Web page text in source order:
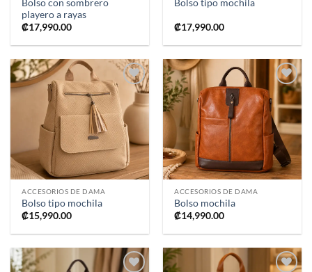
Bolso con sombrero
playero a rayas
₡17,990.00
Bolso tipo mochila
₡17,990.00
Añadir
a la
lista de
deseos
ACCESORIOS DE DAMA
Bolso tipo mochila
₡15,990.00
Añadir
a la
lista de
deseos
ACCESORIOS DE DAMA
Bolso mochila
₡14,990.00